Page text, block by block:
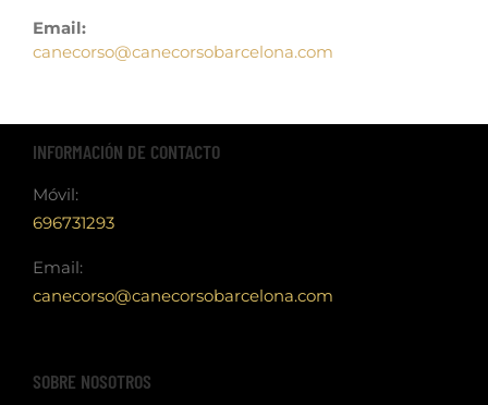
Email:
canecorso@canecorsobarcelona.com
INFORMACIÓN DE CONTACTO
Móvil:
696731293
Email:
canecorso@canecorsobarcelona.com
SOBRE NOSOTROS